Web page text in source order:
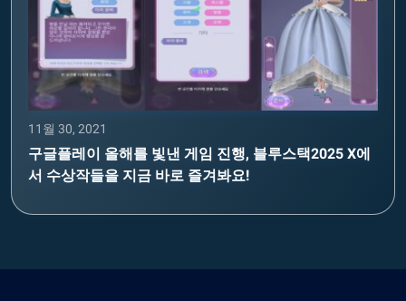
11월 30, 2021
구글플레이 올해를 빛낸 게임 진행, 블루스택2025 X에
서 수상작들을 지금 바로 즐겨봐요!